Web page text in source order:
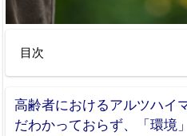
目次
高齢者におけるアルツハイ
だわかっておらず、「環境